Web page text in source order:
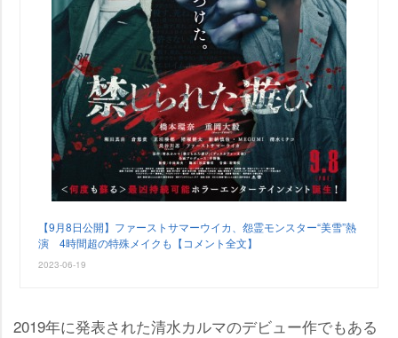
【9月8日公開】ファーストサマーウイカ、怨霊モンスター“美雪”熱
演 4時間超の特殊メイクも【コメント全文】
2023-06-19
2019年に発表された清水カルマのデビュー作でもある